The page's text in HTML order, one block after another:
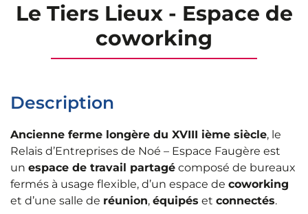
Le Tiers Lieux - Espace de
coworking
Description
Ancienne ferme longère du XVIII ième siècle, le
Relais d’Entreprises de Noé – Espace Faugère est
un espace de travail partagé composé de bureaux
fermés à usage flexible, d’un espace de coworking
et d’une salle de réunion, équipés et connectés.